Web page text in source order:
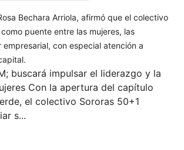
Bechara Arriola, afirmó que el colectivo
puente entre las mujeres, las
con especial atención a
buscará impulsar el liderazgo y la
Con la apertura del capítulo
el colectivo Sororas 50+1
s...